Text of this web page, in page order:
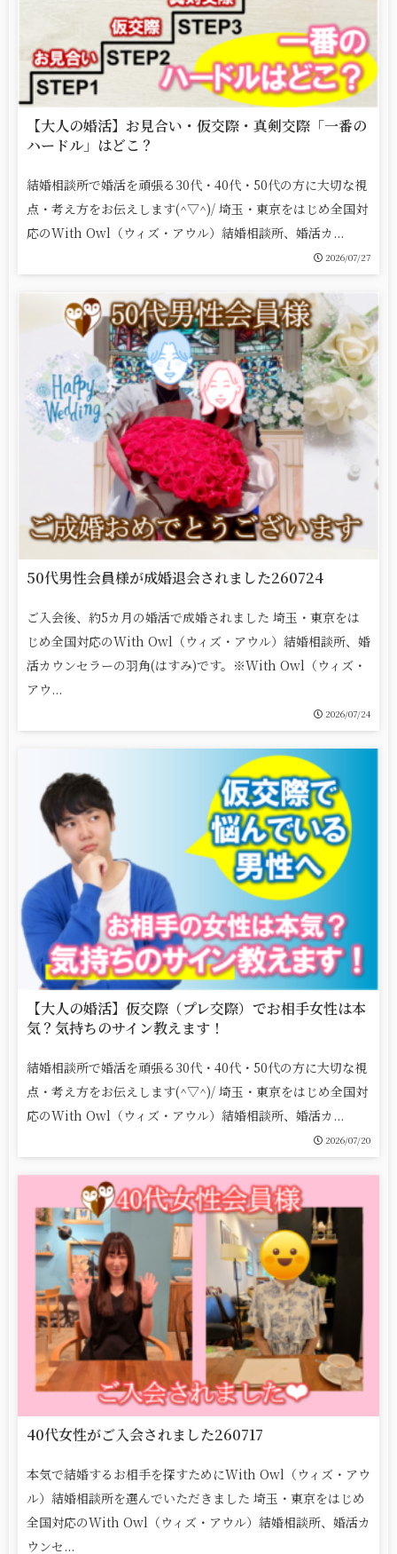
【大人の婚活】お見合い・仮交際・真剣交際「一番の
ハードル」はどこ？
結婚相談所で婚活を頑張る30代・40代・50代の方に大切な視
点・考え方をお伝えします(^▽^)/ 埼玉・東京をはじめ全国対
応のWith Owl（ウィズ・アウル）結婚相談所、婚活カ...
2026/07/27
50代男性会員様が成婚退会されました260724
ご入会後、約5カ月の婚活で成婚されました 埼玉・東京をは
じめ全国対応のWith Owl（ウィズ・アウル）結婚相談所、婚
活カウンセラーの羽角(はすみ)です。※With Owl（ウィズ・
アウ...
2026/07/24
【大人の婚活】仮交際（プレ交際）でお相手女性は本
気？気持ちのサイン教えます！
結婚相談所で婚活を頑張る30代・40代・50代の方に大切な視
点・考え方をお伝えします(^▽^)/ 埼玉・東京をはじめ全国対
応のWith Owl（ウィズ・アウル）結婚相談所、婚活カ...
2026/07/20
40代女性がご入会されました260717
本気で結婚するお相手を探すためにWith Owl（ウィズ・アウ
ル）結婚相談所を選んでいただきました 埼玉・東京をはじめ
全国対応のWith Owl（ウィズ・アウル）結婚相談所、婚活カ
ウンセ...